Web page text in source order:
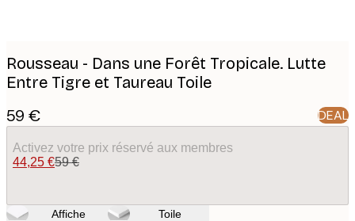
Rousseau - Dans une Forêt Tropicale. Lutte
Entre Tigre et Taureau Toile
59 € DEAL
Activez votre prix réservé aux membres
44,25 €59 €
Affiche Toile